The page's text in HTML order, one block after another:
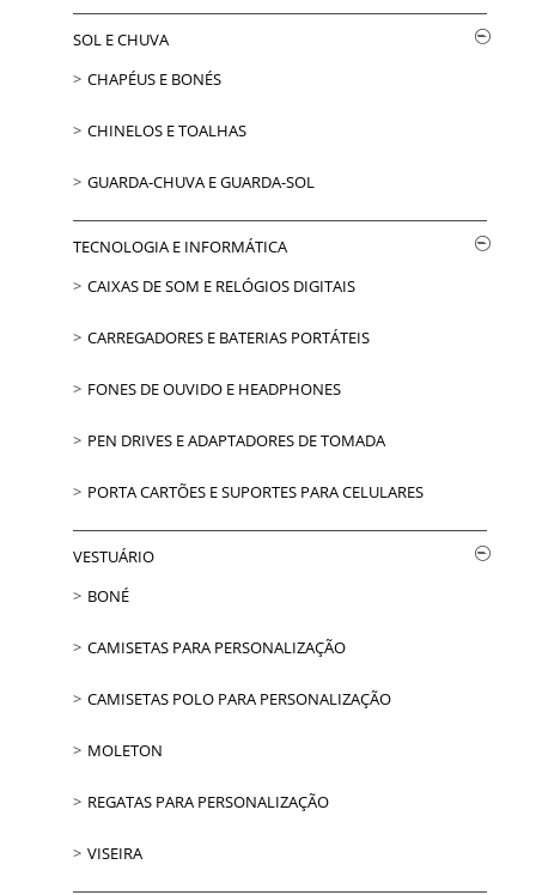
SOL E CHUVA
CHAPÉUS E BONÉS
CHINELOS E TOALHAS
GUARDA-CHUVA E GUARDA-SOL
TECNOLOGIA E INFORMÁTICA
CAIXAS DE SOM E RELÓGIOS DIGITAIS
CARREGADORES E BATERIAS PORTÁTEIS
FONES DE OUVIDO E HEADPHONES
PEN DRIVES E ADAPTADORES DE TOMADA
PORTA CARTÕES E SUPORTES PARA CELULARES
VESTUÁRIO
BONÉ
CAMISETAS PARA PERSONALIZAÇÃO
CAMISETAS POLO PARA PERSONALIZAÇÃO
MOLETON
REGATAS PARA PERSONALIZAÇÃO
VISEIRA